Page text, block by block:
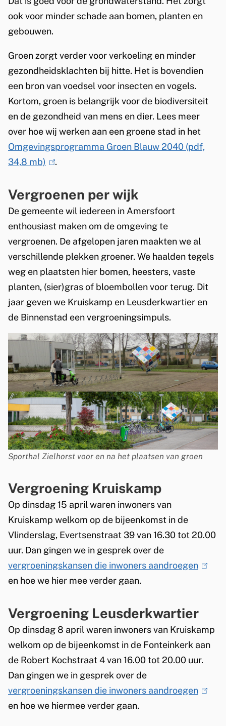
ook voor minder schade aan bomen, planten en
gebouwen.
Groen zorgt verder voor verkoeling en minder
gezondheidsklachten bij hitte. Het is bovendien
een bron van voedsel voor insecten en vogels.
Kortom, groen is belangrijk voor de biodiversiteit
en de gezondheid van mens en dier. Lees meer
over hoe wij werken aan een groene stad in het
Omgevingsprogramma Groen Blauw 2040 (pdf,
34,8 mb)
i
n
k
i
s
e
x
t
e
n
.
Vergroenen per wijk
De gemeente wil iedereen in Amersfoort
enthousiast maken om de omgeving te
vergroenen. De afgelopen jaren maakten we al
verschillende plekken groener. We haalden tegels
weg en plaatsten hier bomen, heesters, vaste
planten, (sier)gras of bloembollen voor terug. Dit
jaar geven we Kruiskamp en Leusderkwartier en
de Binnenstad een vergroeningsimpuls.
Sporthal Zielhorst voor en na het plaatsen van groen
Vergroening Kruiskamp
Op dinsdag 15 april waren inwoners van
Kruiskamp welkom op de bijeenkomst in de
Vlinderslag, Evertsenstraat 39 van 16.30 tot 20.00
uur. Dan gingen we in gesprek over de
vergroeningskansen die inwoners aandroegen
n
k
i
s
x
en hoe we hier mee verder gaan.
Vergroening Leusderkwartier
Op dinsdag 8 april waren inwoners van Kruiskamp
welkom op de bijeenkomst in de Fonteinkerk aan
de Robert Kochstraat 4 van 16.00 tot 20.00 uur.
Dan gingen we in gesprek over de
vergroeningskansen die inwoners aandroegen
en hoe we hiermee verder gaan.